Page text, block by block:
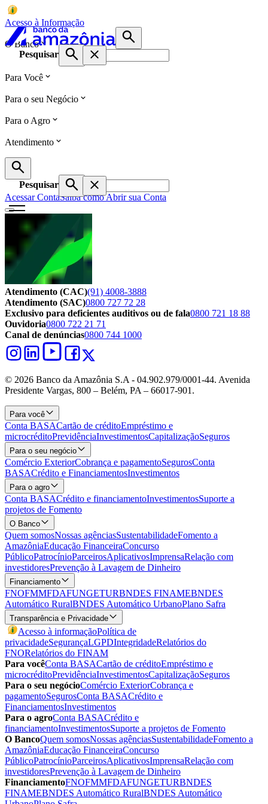
Acesso à Informação
O Banco
Pesquisar
Para Você
Para o seu Negócio
Para o Agro
Atendimento
Pesquisar
Acessar ContaSaiba como Abrir sua Conta
Atendimento (CAC)(91) 4008-3888
Atendimento (SAC)0800 727 72 28
Exclusivo para deficientes auditivos ou de fala0800 721 18 88
Ouvidoria0800 722 21 71
Canal de denúncias0800 744 1000
© 2026 Banco da Amazônia S.A - 04.902.979/0001‐44. Avenida
Presidente Vargas, 800 – Belém, PA – 66017-901.
Para você
Conta BASACartão de créditoEmpréstimo e
microcréditoPrevidênciaInvestimentosCapitalizaçãoSeguros
Para o seu negócio
Comércio ExteriorCobrança e pagamentoSegurosConta
BASACrédito e FinanciamentosInvestimentos
Para o agro
Conta BASACrédito e financiamentoInvestimentosSuporte a
projetos de Fomento
O Banco
Quem somosNossas agênciasSustentabilidadeFomento a
AmazôniaEducação FinanceiraConcurso
PúblicoPatrocínioParceirosAplicativosImprensaRelação com
investidoresPrevenção à Lavagem de Dinheiro
Financiamento
FNOFMMFDAFUNGETURBNDES FINAMEBNDES
Automático RuralBNDES Automático UrbanoPlano Safra
Transparência e Privacidade
Acesso à informaçãoPolítica de
privacidadeSegurançaLGPDIntegridadeRelatórios do
FNORelatórios do FINAM
Para vocêConta BASACartão de créditoEmpréstimo e
microcréditoPrevidênciaInvestimentosCapitalizaçãoSeguros
Para o seu negócioComércio ExteriorCobrança e
pagamentoSegurosConta BASACrédito e
FinanciamentosInvestimentos
Para o agroConta BASACrédito e
financiamentoInvestimentosSuporte a projetos de Fomento
O BancoQuem somosNossas agênciasSustentabilidadeFomento a
AmazôniaEducação FinanceiraConcurso
PúblicoPatrocínioParceirosAplicativosImprensaRelação com
investidoresPrevenção à Lavagem de Dinheiro
FinanciamentoFNOFMMFDAFUNGETURBNDES
FINAMEBNDES Automático RuralBNDES Automático